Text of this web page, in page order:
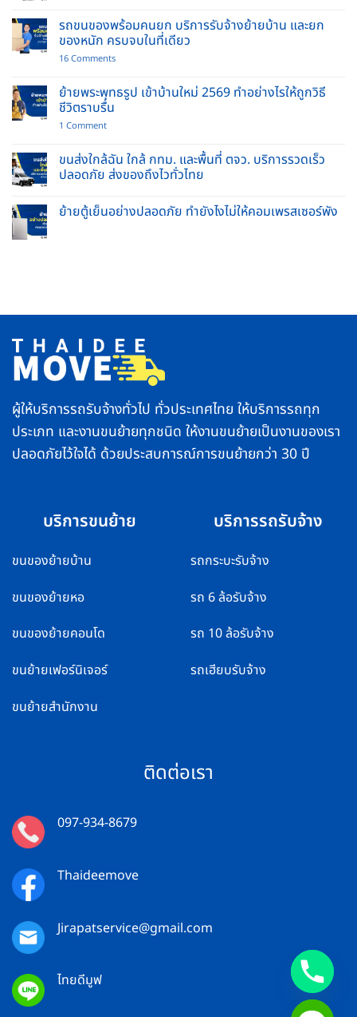
on
บริการ
ขน
ย้าย
เฟอร์นิเจอร์
ชิ้น
ใหญ่
ปลอดภัย
ไร้
ข่วน
รถขนของพร้อมคนยก บริการรับจ้างย้ายบ้าน และยก
ของหนัก ครบจบในที่เดียว
16 Commentson
ของ
พร้อม
บ้าน
และ
ยก
ของ
ครบ
จบ
ย้ายพระพุทธรูป เข้าบ้านใหม่ 2569 ทำอย่างไรให้ถูกวิธี
ชีวิตราบรื่น
1 Commenton
รูป
เข้า
บ้าน
ทำ
อย่างไร
ขนส่งใกล้ฉัน ใกล้ กทม. และพื้นที่ ตจว. บริการรวดเร็ว
ปลอดภัย ส่งของถึงไวทั่วไทย
Comments
on
รวดเร็ว
ส่ง
ของ
ถึง
ไว
ทั่ว
ย้ายตู้เย็นอย่างปลอดภัย ทำยังไงไม่ให้คอมเพรสเซอร์พัง
ไม่
ให้
คอมเพรสเซอร์
พัง
ผู้ให้บริการรถรับจ้างทั่วไป ทั่วประเทศไทย ให้บริการรถทุก
ประเภท และงานขนย้ายทุกชนิด ให้งานขนย้ายเป็นงานของเรา
ปลอดภัยไว้ใจได้ ด้วยประสบการณ์การขนย้ายกว่า 30 ปี
บริการขนย้าย
ขนของย้ายบ้าน
ขนของย้ายหอ
ขนของย้ายคอนโด
ขนย้ายเฟอร์นิเจอร์
ขนย้ายสำนักงาน
บริการรถรับจ้าง
รถกระบะรับจ้าง
รถ 6 ล้อรับจ้าง
รถ 10 ล้อรับจ้าง
รถเฮียบรับจ้าง
ติดต่อเรา
097-934-8679
Thaideemove
Jirapatservice@gmail.com
ไทยดีมูฟ
CHATY